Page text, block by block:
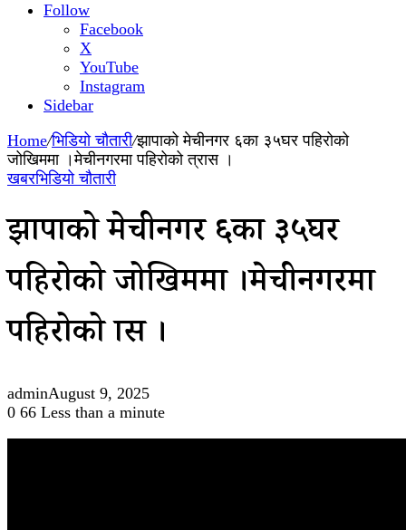
Follow
Facebook
X
YouTube
Instagram
Sidebar
Home/भिडियो चौतारी/झापाको मेचीनगर ६का ३५घर पहिरोको
जोखिममा ।मेचीनगरमा पहिरोको त्रास ।
खबरभिडियो चौतारी
झापाको मेचीनगर ६का ३५घर
पहिरोको जोखिममा ।मेचीनगरमा
पहिरोको त्रास ।
adminAugust 9, 2025
0 66 Less than a minute